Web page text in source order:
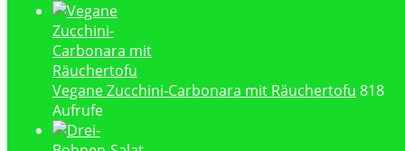
Vegane Zucchini-Carbonara mit Räuchertofu 818
Aufrufe